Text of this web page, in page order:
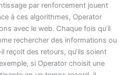
par renforcement jouent
à ces algorithmes, Operator
avec le web. Chaque fois qu’il
rechercher des informations ou
reçoit des retours, qu’ils soient
si Operator choisit une